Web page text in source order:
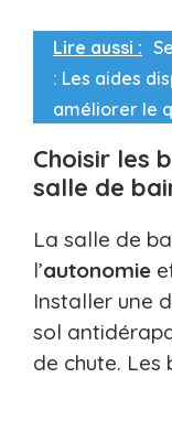
Lire aussi :
: Les aides
améliorer le
Choisir les
salle de
La salle de
l’autonomie
Installer une
sol
de chute. Les